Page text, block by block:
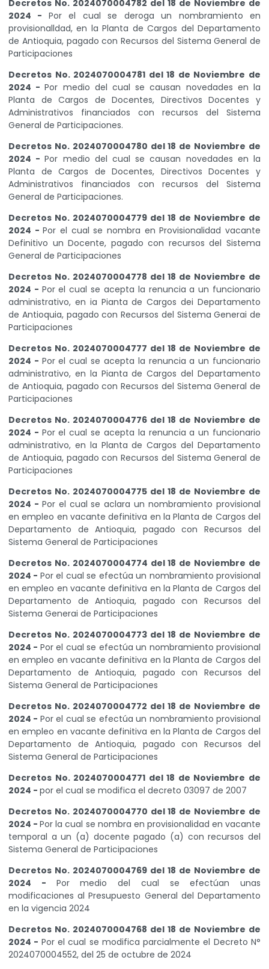
Decretos No. 2024070004782 del 18 de Noviembre de
2024 - Por el cual se deroga un nombramiento en
provisionalldad, en la Planta de Cargos del Departamento
de Antioquia, pagado con Recursos del Sistema General de
Participaciones
Decretos No. 2024070004781 del 18 de Noviembre de
2024 -Por medio del cual se causan novedades en la
Planta de Cargos de Docentes, Directivos Docentes y
Administrativos financiados con recursos del Sistema
General de Participaciones.
Decretos No. 2024070004780 del 18 de Noviembre de
2024 -Por medio del cual se causan novedades en la
Planta de Cargos de Docentes, Directivos Docentes y
Administrativos financiados con recursos del Sistema
General de Participaciones.
Decretos No. 2024070004779 del 18 de Noviembre de
2024 -Por el cual se nombra en Provisionalidad vacante
Definitivo un Docente, pagado con recursos del Sistema
General de Participaciones
Decretos No. 2024070004778 del 18 de Noviembre de
2024 - Por el cual se acepta la renuncia a un funcionario
administrativo, en ia Pianta de Cargos dei Departamento
de Antioquia, pagado con Recursos del Sistema Generai de
Participaciones
Decretos No. 2024070004777 del 18 de Noviembre de
2024 - Por el cual se acepta la renuncia a un funcionario
administrativo, en la Pianta de Cargos del Departamento
de Antioquia, pagado con Recursos del Sistema General de
Participaciones
Decretos No. 2024070004776 del 18 de Noviembre de
2024 - Por el cual se acepta la renuncia a un funcionario
administrativo, en la Planta de Cargos del Departamento
de Antioquia, pagado con Recursos del Sistema General de
Participaciones
Decretos No. 2024070004775 del 18 de Noviembre de
2024 - Por el cual se aclara un nombramiento provisional
en empleo en vacante definitiva en la Planta de Cargos del
Departamento de Antioquia, pagado con Recursos del
Sistema General de Participaciones
Decretos No. 2024070004774 del 18 de Noviembre de
2024 - Por el cual se efectúa un nombramiento provisional
en empleo en vacante definitiva en la Planta de Cargos del
Departamento de Antioquia, pagado con Recursos del
Sistema Generai de Participaciones
Decretos No. 2024070004773 del 18 de Noviembre de
2024 - Por el cual se efectúa un nombramiento provisional
en empleo en vacante definitiva en la Planta de Cargos del
Departamento de Antioquia, pagado con Recursos del
Sistema General de Participaciones
Decretos No. 2024070004772 del 18 de Noviembre de
2024 - Por el cual se efectúa un nombramiento provisional
en empleo en vacante definitiva en la Planta de Cargos del
Departamento de Antioquia, pagado con Recursos del
Sistema General de Participaciones
Decretos No. 2024070004771 del 18 de Noviembre de
2024 - por el cual se modifica el decreto 03097 de 2007
Decretos No. 2024070004770 del 18 de Noviembre de
2024 -Por la cual se nombra en provisionalidad en vacante
temporal a un (a) docente pagado (a) con recursos del
Sistema General de Participaciones
Decretos No. 2024070004769 del 18 de Noviembre de
2024 - Por medio del cual se efectúan unas
modificaciones al Presupuesto General del Departamento
en la vigencia 2024
Decretos No. 2024070004768 del 18 de Noviembre de
2024 - Por el cual se modifica parcialmente el Decreto N°
2024070004552, del 25 de octubre de 2024